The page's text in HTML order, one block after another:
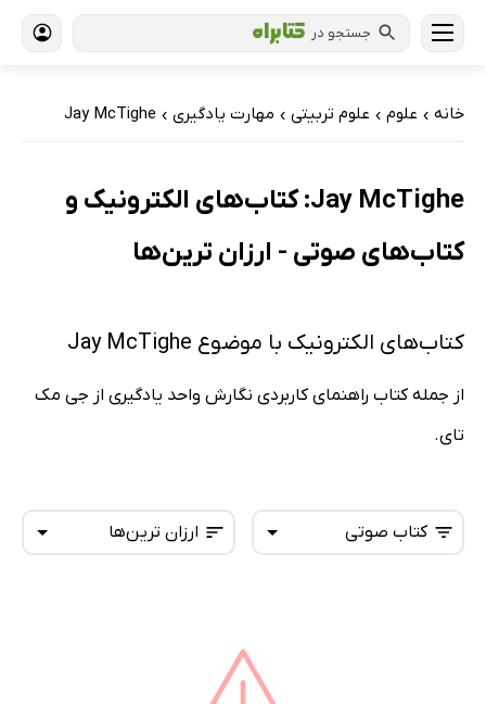
جستجو در
خانه › علوم › علوم تربیتی › مهارت یادگیری ›
Jay McTighe
Jay McTighe: کتاب‌های الکترونیک و
کتاب‌های صوتی - ارزان ترین‌ها
کتاب‌های الکترونیک با موضوع Jay McTighe
از جمله کتاب راهنمای کاربردی نگارش واحد یادگیری از جی مک
تای.
ارزان ترین‌ها
پرفروش‌ها
کتاب صوتی